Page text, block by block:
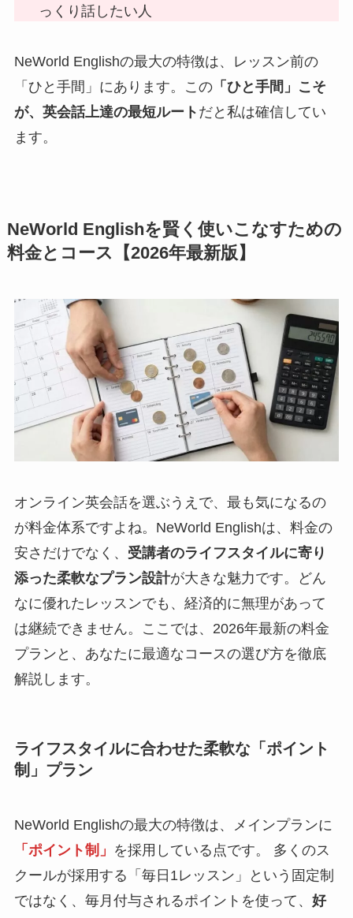
っくり話したい人
NeWorld Englishの最大の特徴は、レッスン前の
「ひと手間」にあります。この「ひと手間」こそ
が、英会話上達の最短ルート だと私は確信してい
ます。
NeWorld Englishを賢く使いこなすための
料金とコース【2026年最新版】
オンライン英会話を選ぶうえで、最も気になるの
が料金体系ですよね。NeWorld Englishは、料金の
安さだけでなく、 受講者のライフスタイルに寄り
添った柔軟なプラン設計が大きな魅力です。どん
なに優れたレッスンでも、経済的に無理があって
は継続できません。ここでは、2026年最新の料金
プランと、あなたに最適なコースの選び方を徹底
解説します。
ライフスタイルに合わせた柔軟な「ポイント
制」プラン
NeWorld Englishの最大の特徴は、メインプランに
「ポイント制」 を採用している点です。 多くのス
クールが採用する「毎日1レッスン」という固定制
ではなく、毎月付与されるポイントを使って、 好